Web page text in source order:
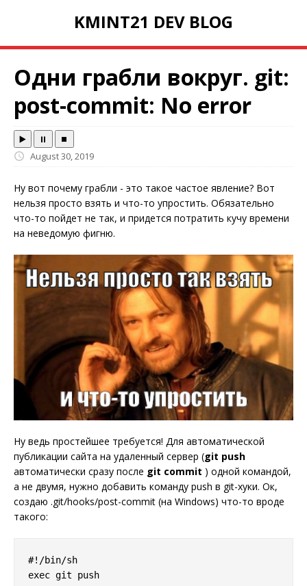
KMINT21 DEV BLOG
Одни грабли вокруг. git:
post-commit: No error
▶️ ⏸️
⏹️
August 30, 2019
Ну вот почему грабли - это такое частое явление? Вот
нельзя просто взять и что-то упростить. Обязательно
что-то пойдет не так, и придется потратить кучу времени
на неведомую фигню.
Ну ведь простейшее требуется! Для автоматической
публикации сайта на удаленный сервер (git push
автоматически сразу после git commit ) одной командой,
а не двумя, нужно добавить команду push в git-хуки. Ок,
создаю .git/hooks/post-commit (на Windows) что-то вроде
такого:
#!/bin/sh
exec git push